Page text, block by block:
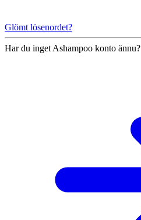
Glömt lösenordet?
Har du inget Ashampoo konto ännu?